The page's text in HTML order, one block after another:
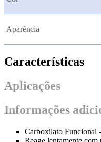
Aparência
Características
Aplicações
Informações
Carboxilato Funcional